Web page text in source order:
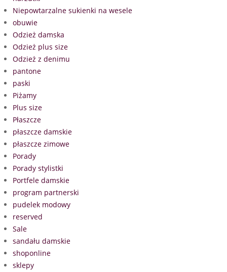
Niepowtarzalne sukienki na wesele
obuwie
Odzież damska
Odzież plus size
Odzież z denimu
pantone
paski
Piżamy
Plus size
Płaszcze
płaszcze damskie
płaszcze zimowe
Porady
Porady stylistki
Portfele damskie
program partnerski
pudelek modowy
reserved
Sale
sandału damskie
shoponline
sklepy